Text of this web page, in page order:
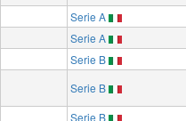
Serie A
Serie A
Serie B
Serie B
Serie B